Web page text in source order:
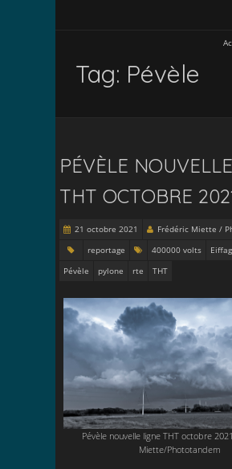
Tag: Pévèle
PÉVÈLE
THT OCTOBRE
21 octobre 2021
Frédéric Miette /
reportage
400000 volts
Pévèle
pylone rte THT
Pévèle nouvelle ligne THT octobre
Miette/Phototandem